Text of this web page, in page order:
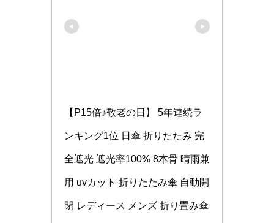
【P15倍♪敬老の日】 5年連続ラ
ンキング1位 日傘 折りたたみ 完
全遮光 遮光率100% 8本骨 晴雨兼
用 uvカット 折りたたみ傘 自動開
閉 レディース メンズ 折り畳み傘